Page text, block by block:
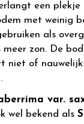
een
met weinig
als
zon. De
niet of
var.
wel bekend als